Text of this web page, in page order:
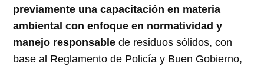
previamente una capacitación en materia
ambiental con enfoque en normatividad y
manejo responsablede residuos sólidos, con
base al Reglamento de Policía y Buen Gobierno,